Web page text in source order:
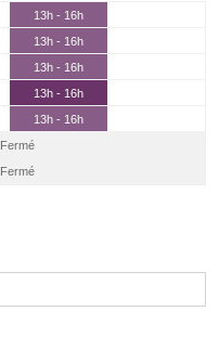
13h - 16h
13h - 16h
13h - 16h
13h - 16h
13h - 16h
Fermé
Fermé